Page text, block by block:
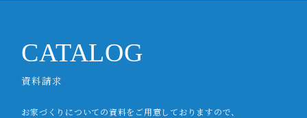
CATALOG
資料請求
お家づくりについての資料をご用意しておりますので、